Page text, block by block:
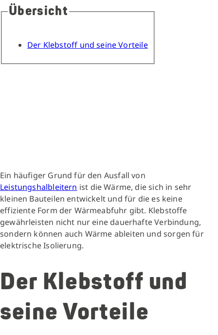
Übersicht
Der Klebstoff und seine Vorteile
Ein häufiger Grund für den Ausfall von
Leistungshalbleitern ist die Wärme, die sich in sehr
kleinen Bauteilen entwickelt und für die es keine
effiziente Form der Wärmeabfuhr gibt. Klebstoffe
gewährleisten nicht nur eine dauerhafte Verbindung,
sondern können auch Wärme ableiten und sorgen für
elektrische Isolierung.
Der Klebstoff und
seine Vorteile